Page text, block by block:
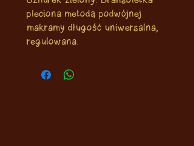
pleciona metodą podwójnej
makramy długość uniwersalna,
regulowana.